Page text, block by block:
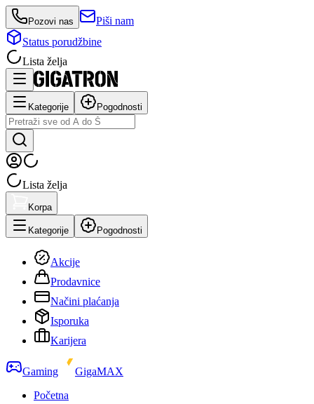
Pozovi nas
Piši nam
Status porudžbine
Lista želja
Kategorije Pogodnosti
Lista želja
Korpa
Kategorije Pogodnosti
Akcije
Prodavnice
Načini plaćanja
Isporuka
Karijera
Gaming
GigaMAX
Početna